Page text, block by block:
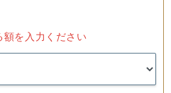
額を入力ください